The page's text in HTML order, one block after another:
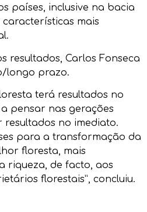
países, inclusive na bacia
mais
resultados, Carlos Fonseca
longo prazo.
terá resultados no
pensar nas gerações
no imediato.
para a transformação da
floresta, mais
riqueza, de facto, aos
florestais”, concluiu.